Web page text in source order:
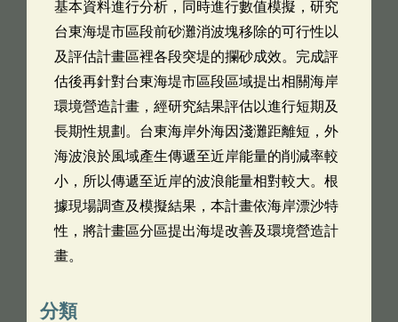
基本資料進行分析，同時進行數值模擬，研究
台東海堤市區段前砂灘消波塊移除的可行性以
及評估計畫區裡各段突堤的攔砂成效。完成評
估後再針對台東海堤市區段區域提出相關海岸
環境營造計畫，經研究結果評估以進行短期及
長期性規劃。台東海岸外海因淺灘距離短，外
海波浪於風域產生傳遞至近岸能量的削減率較
小，所以傳遞至近岸的波浪能量相對較大。根
據現場調查及模擬結果，本計畫依海岸漂沙特
性，將計畫區分區提出海堤改善及環境營造計
畫。
分類